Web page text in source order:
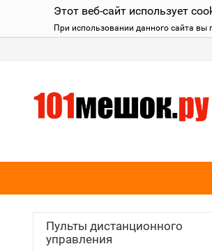
Этот веб-сайт использует
При использовании данного сайта вы
Пульты дистанционного
управления